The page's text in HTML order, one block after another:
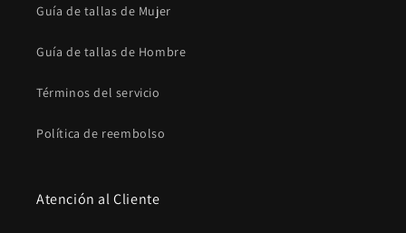
Guía de tallas de Mujer
Guía de tallas de Hombre
Términos del servicio
Política de reembolso
Atención al Cliente